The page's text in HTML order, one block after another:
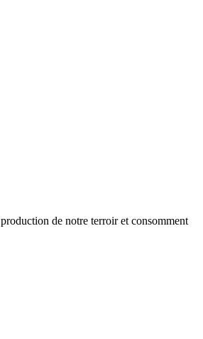
de notre terroir et consomment